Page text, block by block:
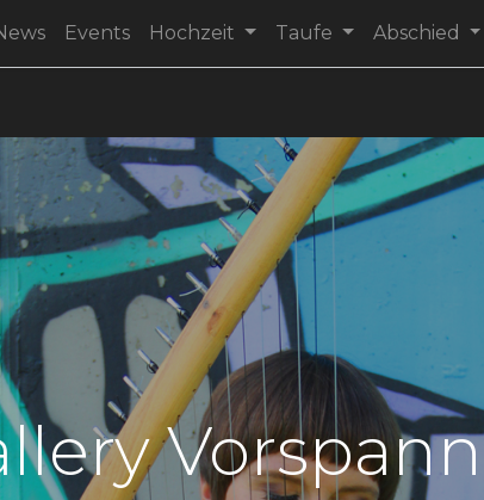
Events Hochzeit Taufe Abschied
Vorspann